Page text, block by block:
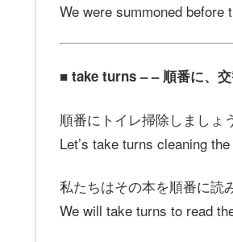
We were summoned before
■ take turns – – 順番に、
順番にトイレ掃除しましょう
Let’s take turns cleaning
私たちはその本を順番に読
We will take turns to read